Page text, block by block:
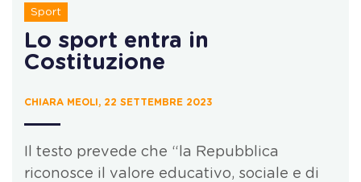
Sport
Lo sport entra in
Costituzione
CHIARA MEOLI, 22 SETTEMBRE 2023
Il testo prevede che “la Repubblica
riconosce il valore educativo, sociale e di